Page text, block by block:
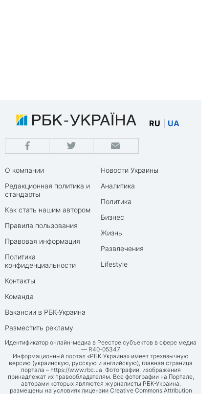
RU UA
О компании
Редакционная политика и
стандарты
Как стать нашим автором
Правила пользования
Правовая информация
Политика
конфиденциальности
Контакты
Команда
Вакансии в РБК-Украина
Разместить рекламу
Новости Украины
Аналитика
Политика
Бизнес
Жизнь
Развлечения
Lifestyle
Идентификатор онлайн-медиа в Реестре субъектов в сфере медиа
— R40-05347
Информационный портал «РБК-Украина» имеет трехязычную
версию (украинскую, русскую и английскую), главная страница
портала – https://www.rbc.ua. Фотографии, изображения
принадлежат их правообладателям. Все фотографии на Портале,
авторами которых являются журналисты РБК-Украина,
размещены на условиях лицензии Creative Commons Attribution